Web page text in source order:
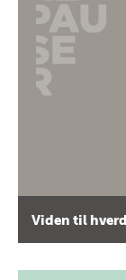
Viden til